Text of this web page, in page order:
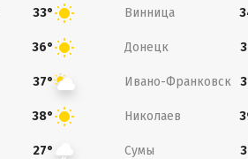
33° Винница
36° Донецк
37° Ивано-Франковск
38° Николаев
27° Сумы